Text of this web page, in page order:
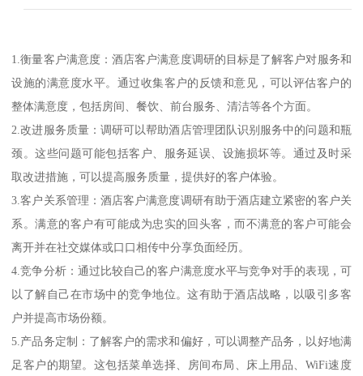
1.衡量客户满意度：酒店客户满意度调研的目标是了解客户对服务和
设施的满意度水平。通过收集客户的反馈和意见，可以评估客户的
整体满意度，包括房间、餐饮、前台服务、清洁等各个方面。
2.改进服务质量：调研可以帮助酒店管理团队识别服务中的问题和瓶
颈。这些问题可能包括客户、服务延误、设施损坏等。通过及时采
取改进措施，可以提高服务质量，提供好的客户体验。
3.客户关系管理：酒店客户满意度调研有助于酒店建立紧密的客户关
系。满意的客户有可能成为忠实的回头客，而不满意的客户可能会
离开并在社交媒体或口口相传中分享负面经历。
4.竞争分析：通过比较自己的客户满意度水平与竞争对手的表现，可
以了解自己在市场中的竞争地位。这有助于酒店战略，以吸引多客
户并提高市场份额。
5.产品务定制：了解客户的需求和偏好，可以调整产品务，以好地满
足客户的期望。这包括菜单选择、房间布局、床上用品、WiFi速度